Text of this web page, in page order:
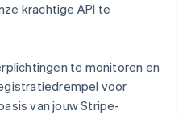
krachtige API te
te monitoren en
voor
van jouw Stripe-